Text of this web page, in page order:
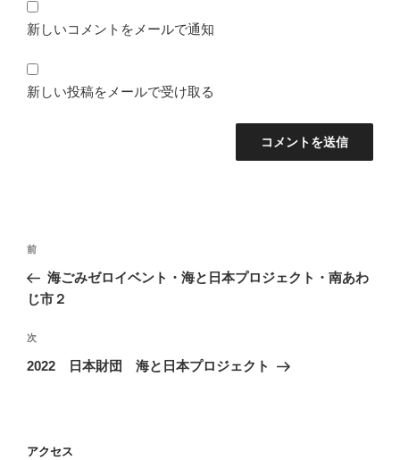
新しいコメントをメールで通知
新しい投稿をメールで受け取る
投
ナ
ゲ
ー
前
の
投
前
海ごみゼロイベント・海と日本プロジェクト・南あわ
じ市２
次
の
次
2022 日本財団 海と日本プロジェクト
アクセス